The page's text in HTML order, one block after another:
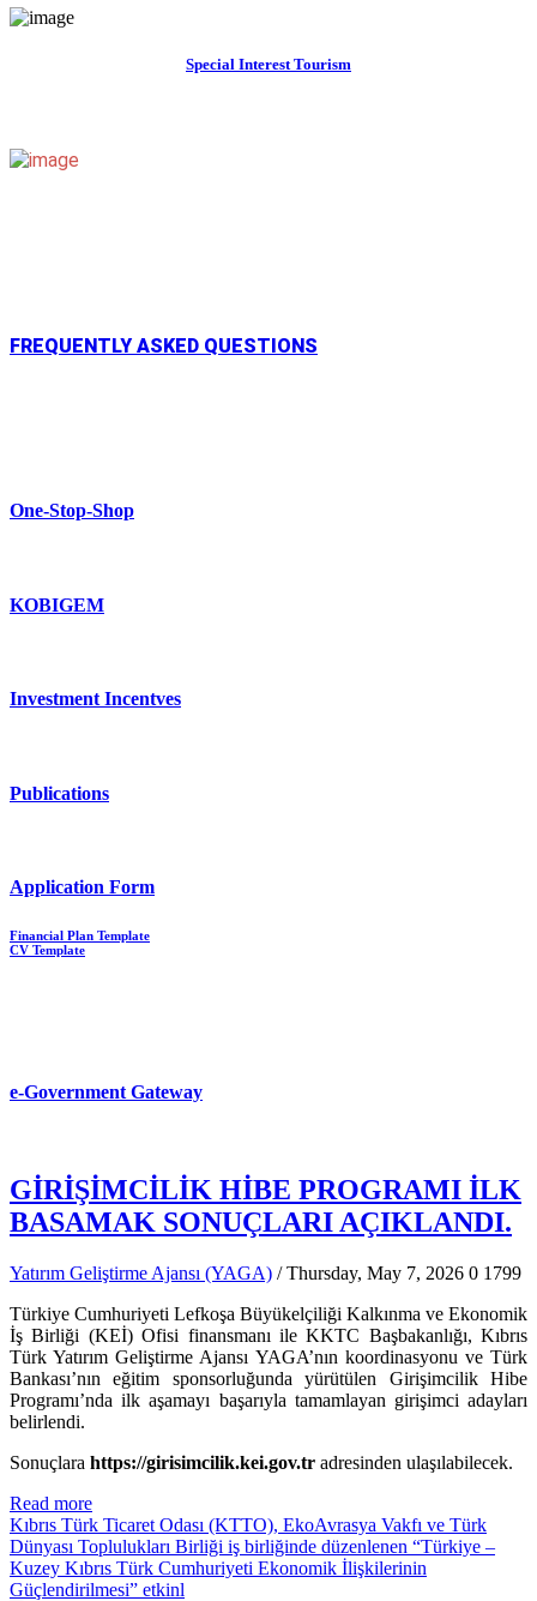
Special Interest Tourism
FREQUENTLY ASKED QUESTIONS
One-Stop-Shop
KOBIGEM
Investment Incentves
Publications
Application Form
Financial Plan Template
CV Template
e-Government Gateway
GİRİŞİMCİLİK HİBE PROGRAMI İLK
BASAMAK SONUÇLARI AÇIKLANDI.
Yatırım Geliştirme Ajansı (YAGA) / Thursday, May 7, 2026 0 1799
Türkiye Cumhuriyeti Lefkoşa Büyükelçiliği Kalkınma ve Ekonomik
İş Birliği (KEİ) Ofisi finansmanı ile KKTC Başbakanlığı, Kıbrıs
Türk Yatırım Geliştirme Ajansı YAGA’nın koordinasyonu ve Türk
Bankası’nın eğitim sponsorluğunda yürütülen Girişimcilik Hibe
Programı’nda ilk aşamayı başarıyla tamamlayan girişimci adayları
belirlendi.
Sonuçlara https://girisimcilik.kei.gov.tr adresinden ulaşılabilecek.
Read more
Kıbrıs Türk Ticaret Odası (KTTO), EkoAvrasya Vakfı ve Türk
Dünyası Toplulukları Birliği iş birliğinde düzenlenen “Türkiye –
Kuzey Kıbrıs Türk Cumhuriyeti Ekonomik İlişkilerinin
Güçlendirilmesi” etkinl